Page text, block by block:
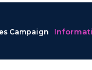
Campaign